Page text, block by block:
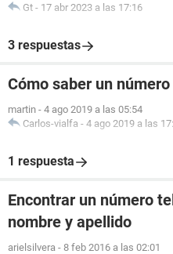
Gt - 17 abr 2023 a las 17:16
3 respuestas
Cómo saber un
martin - 4 ago 2019 a las 05:54
Carlos-vialfa - 4 ago 2019 a las
1 respuesta
Encontrar un número
nombre y apellido
arielsilvera - 8 feb 2016 a las 02:01